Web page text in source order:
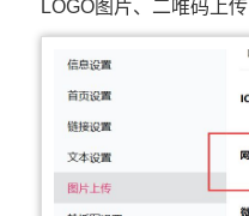
LOGO图片、二唯码上传